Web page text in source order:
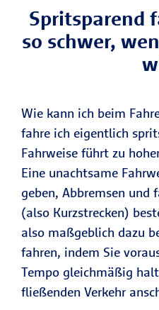
Spritsparend
so schwer,
Wie kann ich beim
fahre ich eigentlich
Fahrweise führt zu
Eine unachtsame
geben, Abbremsen
(also Kurzstrecken)
also maßgeblich dazu
fahren, indem Sie
Tempo gleichmäßig
fließenden Verkehr